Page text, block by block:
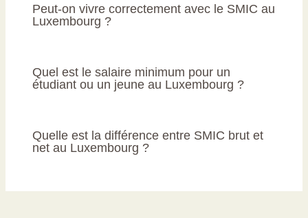
Peut-on vivre correctement avec le SMIC au
Luxembourg ?
Quel est le salaire minimum pour un
étudiant ou un jeune au Luxembourg ?
Quelle est la différence entre SMIC brut et
net au Luxembourg ?